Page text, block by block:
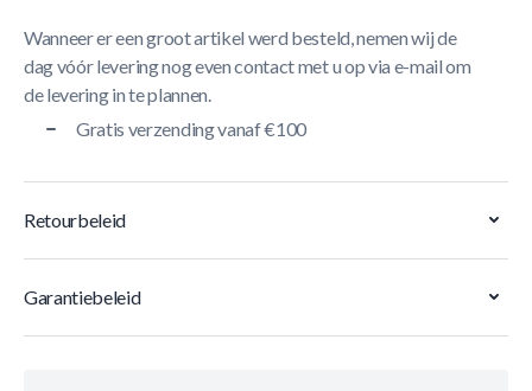
Wanneer er een groot artikel werd besteld, nemen wij de
dag vóór levering nog even contact met u op via e-mail om
de levering in te plannen.
Gratis verzending vanaf €100
Retourbeleid
Garantiebeleid